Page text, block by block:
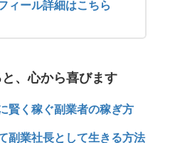
ィール詳細はこちら
、心から喜びます
賢く稼ぐ副業者の稼ぎ方
副業社長として生きる方法